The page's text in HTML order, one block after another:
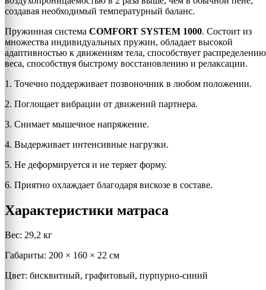
создавая необходимый температурный баланс.
Пружинная система COMFORT SYSTEM 1000. Состоит из
множества индивидуальных пружин, обладает высокой
адаптивностью к движениям тела, способствует распределению
веса, способствуя быстрому восстановлению и релаксации.
1. Точечно поддерживает позвоночник в любом положении.
2. Поглощает вибрации от движений партнера.
3. Снимает мышечное напряжение.
4. Выдерживает интенсивные нагрузки.
5. Не деформируется и не теряет форму.
6. Приятно охлаждает благодаря вискозе в составе.
Характеристики матраса
Вес: 29,2 кг
Габариты: 200 × 160 × 22 см
Цвет: бисквитный, графитовый, пурпурно-синий